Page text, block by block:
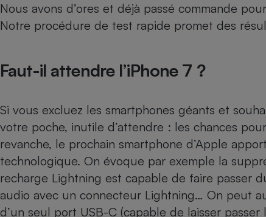
Nous avons d’ores et déjà passé commande
Notre procédure de test rapide promet des
Faut-il attendre l’iPhone 7 ?
Si vous excluez les smartphones géants et
votre poche, inutile d’attendre : les chances
revanche, le prochain smartphone d’Apple
technologique. On évoque par exemple la
recharge Lightning est capable de faire passer
audio avec un connecteur Lightning… On peut
d’un seul port USB-C (capable de laisser